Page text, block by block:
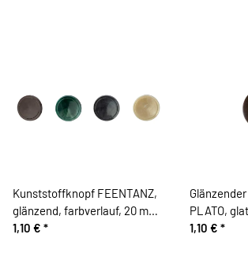
Kunststoffknopf FEENTANZ,
glänzend, farbverlauf, 20 mm,
Union Knopf
1,10 € *
PLATO,
Union Knopf
1,10 € *